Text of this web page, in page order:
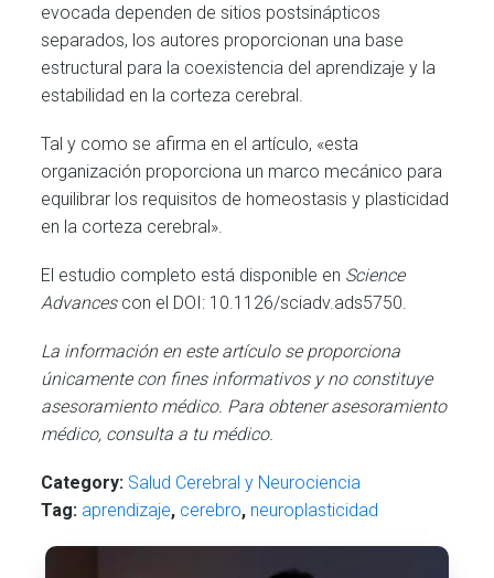
evocada dependen de sitios postsinápticos
separados, los autores proporcionan una base
estructural para la coexistencia del aprendizaje y la
estabilidad en la corteza cerebral.
Tal y como se afirma en el artículo, «esta
organización proporciona un marco mecánico para
equilibrar los requisitos de homeostasis y plasticidad
en la corteza cerebral».
El estudio completo está disponible en Science
Advancescon el DOI: 10.1126/sciadv.ads5750.
La información en este artículo se proporciona
únicamente con fines informativos y no constituye
asesoramiento médico. Para obtener asesoramiento
médico, consulta a tu médico.
Category: Salud Cerebral y Neurociencia
Tag: aprendizaje, cerebro, neuroplasticidad